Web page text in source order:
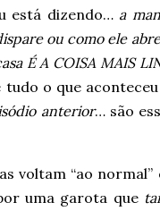
está dizendo… a
ou como ele
É A COISA MAIS
tudo o que
anterior… são
voltam “ao
uma garota que